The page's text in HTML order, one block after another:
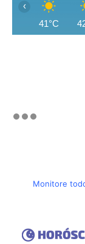
41°C
‹
Monitore